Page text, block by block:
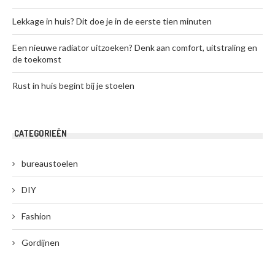
Lekkage in huis? Dit doe je in de eerste tien minuten
Een nieuwe radiator uitzoeken? Denk aan comfort, uitstraling en
de toekomst
Rust in huis begint bij je stoelen
CATEGORIEËN
bureaustoelen
DIY
Fashion
Gordijnen